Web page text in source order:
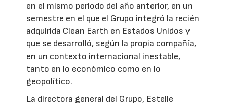
en el mismo periodo del año anterior, en un
semestre en el que el Grupo integró la recién
adquirida Clean Earth en Estados Unidos y
que se desarrolló, según la propia compañía,
en un contexto internacional inestable,
tanto en lo económico como en lo
geopolítico.
La directora general del Grupo, Estelle